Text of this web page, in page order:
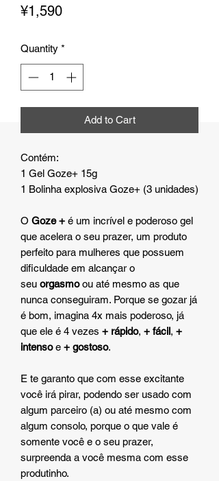
¥1,590Price
Quantity *
Add to Cart
Contém:
1 Gel Goze+ 15g
1 Bolinha explosiva Goze+ (3 unidades)
O Goze + é um incrível e poderoso gel
que acelera o seu prazer, um produto
perfeito para mulheres que possuem
dificuldade em alcançar o
seu orgasmoou até mesmo as que
nunca conseguiram. Porque se gozar já
é bom, imagina 4x mais poderoso, já
que ele é 4 vezes + rápido, + fácil, +
intensoe + gostoso.
E te garanto que com esse excitante
você irá pirar, podendo ser usado com
algum parceiro (a) ou até mesmo com
algum consolo, porque o que vale é
somente você e o seu prazer,
surpreenda a você mesma com esse
produtinho.